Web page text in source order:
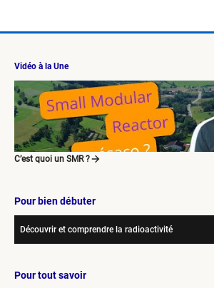
Vidéo à la Une
C’est quoi un SMR ?
Pour bien débuter
Découvrir et comprendre la radioactivité
Pour tout savoir